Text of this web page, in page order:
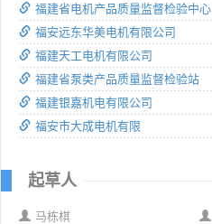
福建省电机产品质量监督检验中心
福安远东华美电机有限公司
福建天工电机有限公司
福建省泵类产品质量监督检验站
福建银嘉机电有限公司
福安市大成电机有限
起草人
马栋棋